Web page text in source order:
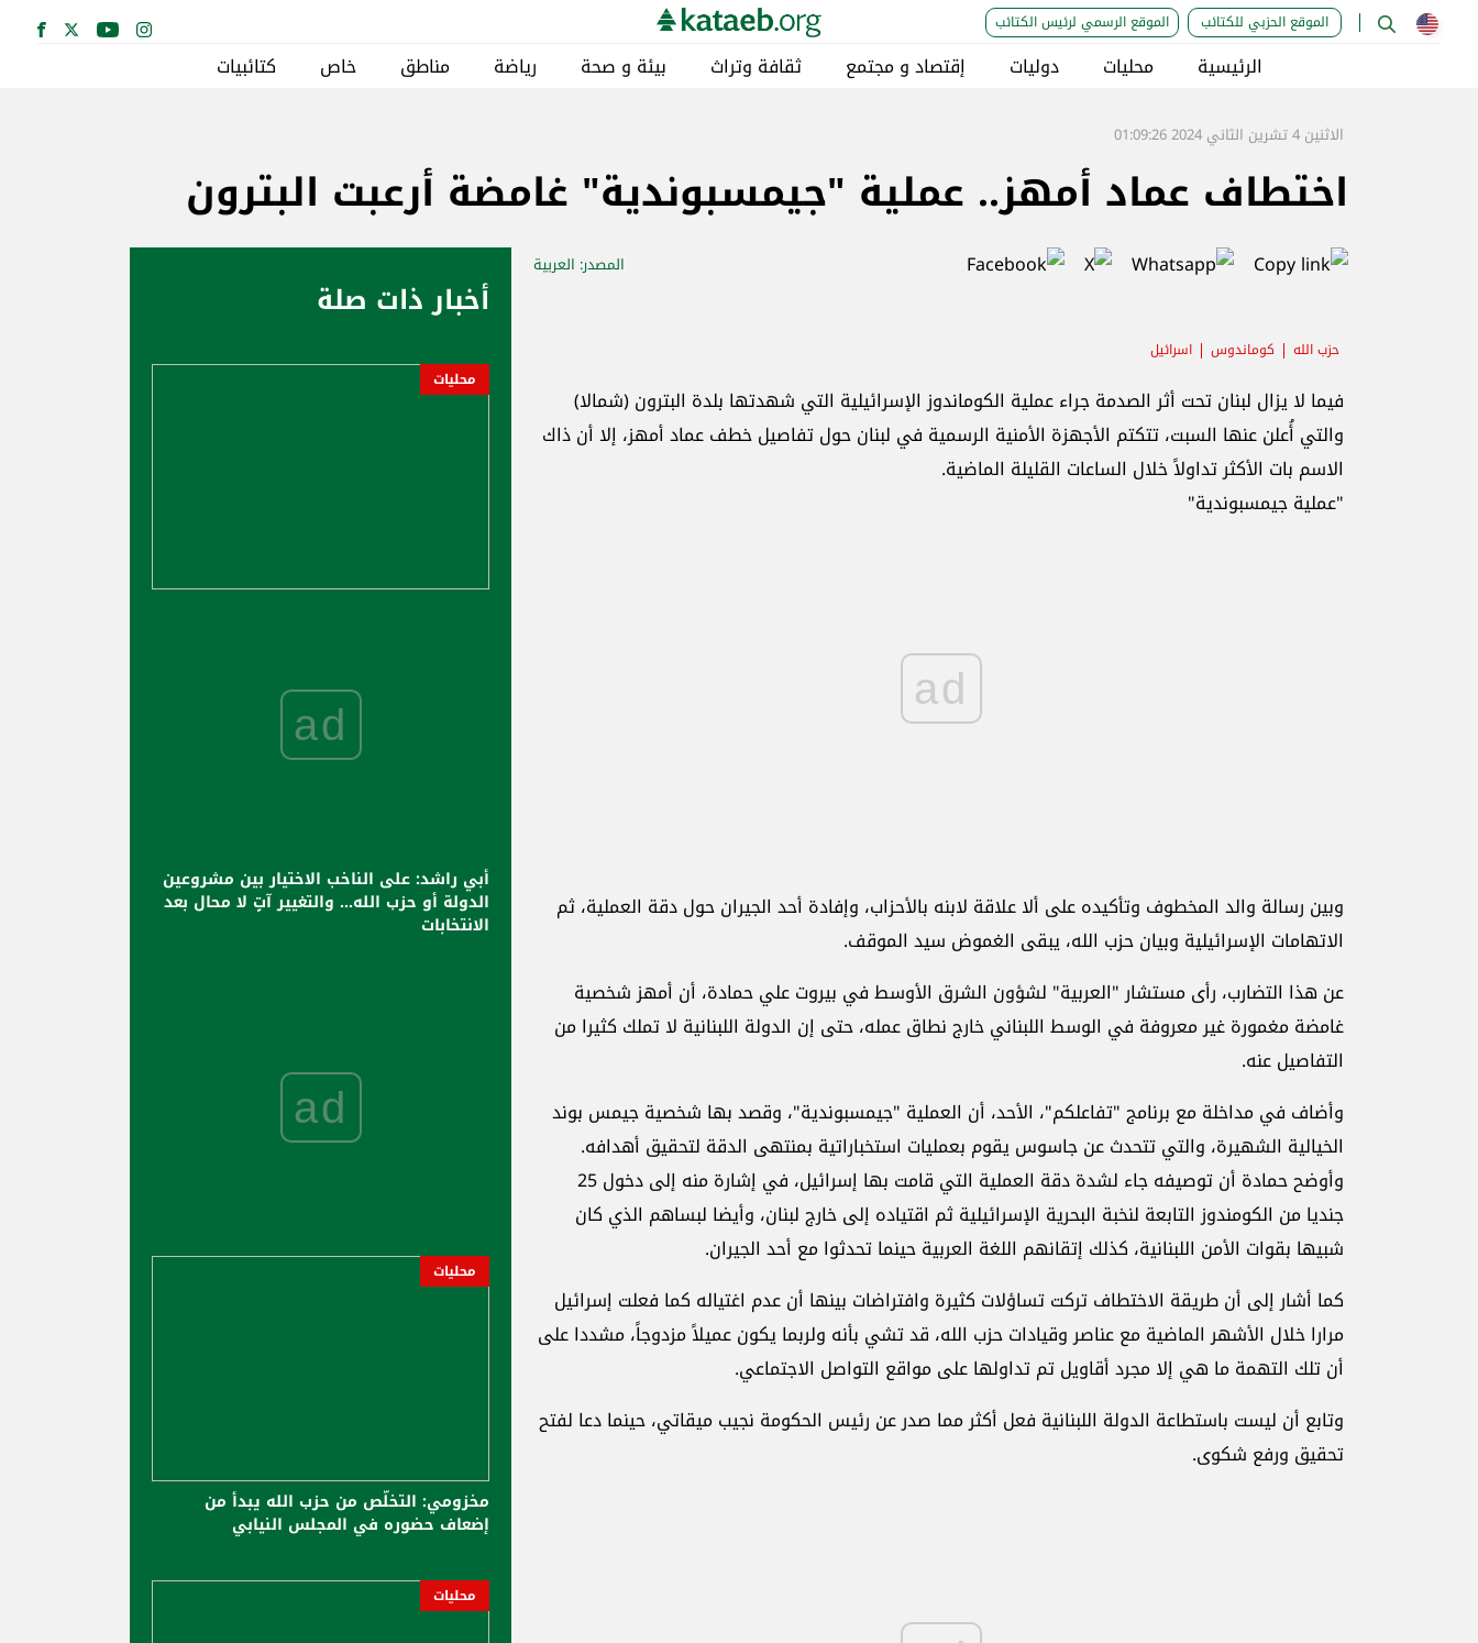
الموقع الحزبي للكتائب الموقع الرسمي لرئيس الكتائب
الرئيسية محليات دوليات إقتصاد و مجتمع ثقافة وتراث بيئة و صحة رياضة مناطق خاص كتائبيات
الاثنين 4 تشرين الثاني 2024 01:09:26
اختطاف عماد أمهز.. عملية "جيمسبوندية" غامضة أرعبت البترون
المصدر: العربية
حزب الله كوماندوس اسرائيل
فيما لا يزال لبنان تحت أثر الصدمة جراء عملية الكوماندوز الإسرائيلية التي شهدتها بلدة البترون (شمالا)
والتي أُعلن عنها السبت، تتكتم الأجهزة الأمنية الرسمية في لبنان حول تفاصيل خطف عماد أمهز، إلا أن ذاك
الاسم بات الأكثر تداولاً خلال الساعات القليلة الماضية.
"عملية جيمسبوندية"
ad
وبين رسالة والد المخطوف وتأكيده على ألا علاقة لابنه بالأحزاب، وإفادة أحد الجيران حول دقة العملية، ثم
الاتهامات الإسرائيلية وبيان حزب الله، يبقى الغموض سيد الموقف.
عن هذا التضارب، رأى مستشار "العربية" لشؤون الشرق الأوسط في بيروت علي حمادة، أن أمهز شخصية
غامضة مغمورة غير معروفة في الوسط اللبناني خارج نطاق عمله، حتى إن الدولة اللبنانية لا تملك كثيرا من
التفاصيل عنه.
وأضاف في مداخلة مع برنامج "تفاعلكم"، الأحد، أن العملية "جيمسبوندية"، وقصد بها شخصية جيمس بوند
الخيالية الشهيرة، والتي تتحدث عن جاسوس يقوم بعمليات استخباراتية بمنتهى الدقة لتحقيق أهدافه.
وأوضح حمادة أن توصيفه جاء لشدة دقة العملية التي قامت بها إسرائيل، في إشارة منه إلى دخول 25
جنديا من الكومندوز التابعة لنخبة البحرية الإسرائيلية ثم اقتياده إلى خارج لبنان، وأيضا لبساهم الذي كان
شبيها بقوات الأمن اللبنانية، كذلك إتقانهم اللغة العربية حينما تحدثوا مع أحد الجيران.
كما أشار إلى أن طريقة الاختطاف تركت تساؤلات كثيرة وافتراضات بينها أن عدم اغتياله كما فعلت إسرائيل
مرارا خلال الأشهر الماضية مع عناصر وقيادات حزب الله، قد تشي بأنه ولربما يكون عميلاً مزدوجاً، مشددا على
أن تلك التهمة ما هي إلا مجرد أقاويل تم تداولها على مواقع التواصل الاجتماعي.
وتابع أن ليست باستطاعة الدولة اللبنانية فعل أكثر مما صدر عن رئيس الحكومة نجيب ميقاتي، حينما دعا لفتح
تحقيق ورفع شكوى.
أخبار ذات صلة
محليات
ad
أبي راشد: على الناخب الاختيار بين مشروعين
الدولة أو حزب الله... والتغيير آتٍ لا محال بعد
الانتخابات
ad
محليات
مخزومي: التخلّص من حزب الله يبدأ من
إضعاف حضوره في المجلس النيابي
محليات